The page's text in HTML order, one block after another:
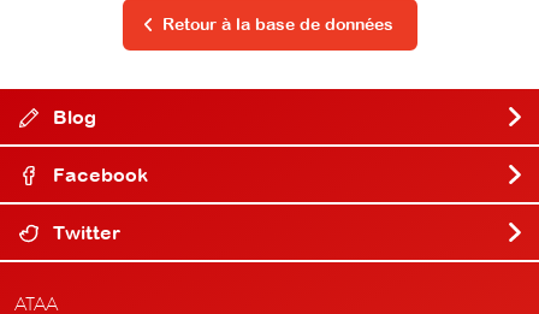
Retour à la base de données
Blog
Facebook
Twitter
ATAA